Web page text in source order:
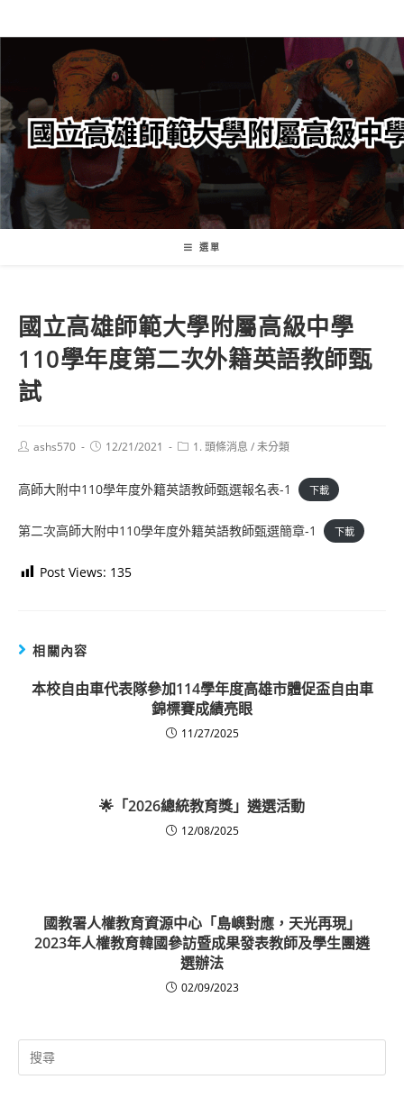
轉
要
內
容
選單
國立高雄師範大學附屬高級中學
110學年度第二次外籍英語教師甄
試
Postashs570
Post12/21/2021
Post1. 頭條消息 /未分類
高師大附中110學年度外籍英語教師甄選報名表-1 下載
第二次高師大附中110學年度外籍英語教師甄選簡章-1 下載
Post Views: 135
相關內容
本校自由車代表隊參加114學年度高雄市體促盃自由車
錦標賽成績亮眼
11/27/2025
🌟「2026總統教育獎」遴選活動
12/08/2025
國教署人權教育資源中心「島嶼對應，天光再現」
2023年人權教育韓國參訪暨成果發表教師及學生團遴
選辦法
02/09/2023
Search
for: